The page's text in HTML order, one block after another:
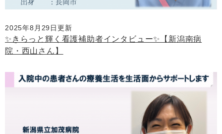
2025年8月29日更新
✨きらっと輝く看護補助者インタビュー✨【新潟南病
院・西山さん】